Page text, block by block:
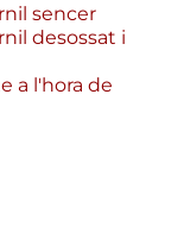
sencer
desossat i
a l'hora de